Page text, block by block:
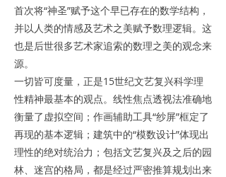
首次将“神圣”赋予这个早已存在的数学结构，
并以人类的情感及艺术之美赋予数理逻辑。这
也是后世很多艺术家追索的数理之美的观念来
源。
一切皆可度量，正是15世纪文艺复兴科学理
性精神最基本的观点。线性焦点透视法准确地
衡量了虚拟空间；作画辅助工具“纱屏”框定了
再现的基本逻辑；建筑中的“模数设计”体现出
理性的绝对统治力；包括文艺复兴及之后的园
林、迷宫的格局，都是经过严密推算规划出来